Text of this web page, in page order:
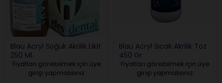
Blau Acryl Soğuk Akrilik Likit
250 Ml.
Fiyatları görebilmek için üye
girişi yapmalısınız.
Blau Acryl Sıcak Akrilik Toz
450 Gr
Fiyatları görebilmek için üye
girişi yapmalısınız.